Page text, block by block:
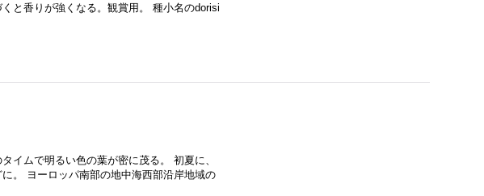
と香りが強くなる。観賞用。 種小名のdorisi
イムで明るい色の葉が密に茂る。 初夏に、
。 ヨーロッパ南部の地中海西部沿岸地域の